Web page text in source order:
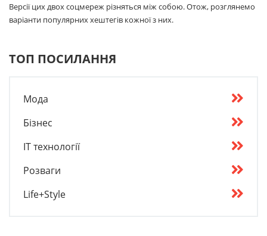
Версії цих двох соцмереж різняться між собою. Отож, розглянемо
варіанти популярних хештегів кожної з них.
ТОП ПОСИЛАННЯ
Мода
Бізнес
IT технології
Розваги
Life+Style